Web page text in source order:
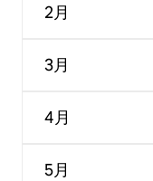
2月
3月
4月
5月